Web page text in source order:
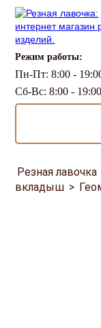
Режим работы:
Пн-Пт: 8:00 -
Сб-Вс: 8:00 - 19:00
Резная лавочка
вкладыш >